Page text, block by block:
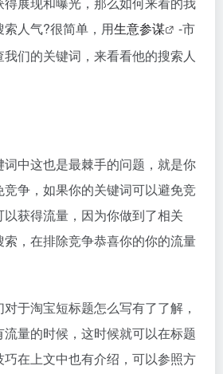
人气?很简单，用生意参谋
-市
们的关键词，来看看他的搜索人
中这也是最棘手的问题，就是你
争，如果你的关键词可以避免竞
获得流量，因为你做到了相关
，在排除竞争恭喜你的你的流量
于淘宝短标题怎么写有了了解，
量的时候，这时候就可以在标题
在上文中也有介绍，可以参照方